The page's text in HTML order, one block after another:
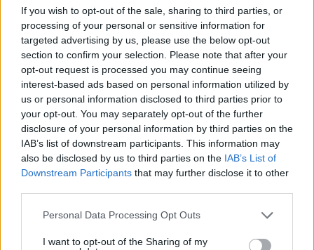
If you wish to opt-out of the sale, sharing to third parties, or
processing of your personal or sensitive information for
targeted advertising by us, please use the below opt-out
section to confirm your selection. Please note that after your
opt-out request is processed you may continue seeing
interest-based ads based on personal information utilized by
us or personal information disclosed to third parties prior to
your opt-out. You may separately opt-out of the further
disclosure of your personal information by third parties on the
IAB’s list of downstream participants. This information may
also be disclosed by us to third parties on the IAB’s List of
Downstream Participants that may further disclose it to other
Please note that this website/app uses one or more Google
not limited to your visit or usage behaviour. You may click to
Personal Data Processing Opt Outs
I want to opt-out of the Sharing of my
ΔΕΙΤΕ ΟΛΑ ΤΑ GAMES
Best of Network